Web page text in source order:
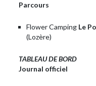
Parcours
Flower Camping Le
(Lozère)
TABLEAU DE BORD
Journal officiel